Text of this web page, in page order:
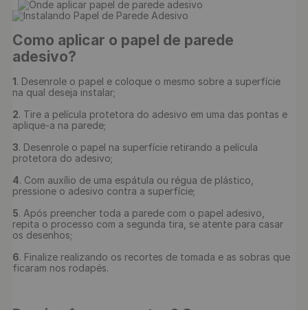
Como aplicar o papel de parede
adesivo?
1. Desenrole o papel e coloque o mesmo sobre a superfície
na qual deseja instalar;
2. Tire a película protetora do adesivo em uma das pontas e
aplique-a na parede;
3. Desenrole o papel na superfície retirando a película
protetora do adesivo;
4. Com auxílio de uma espátula ou régua de plástico,
pressione o adesivo contra a superfície;
5. Após preencher toda a parede com o papel adesivo,
repita o processo com a segunda tira, se atente para casar
os desenhos;
6. Finalize realizando os recortes de tomada e as sobras que
ficaram nos rodapés.